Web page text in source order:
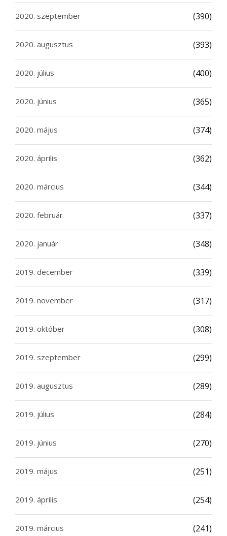
2020. szeptember (390)
2020. augusztus (393)
2020. július (400)
2020. június (365)
2020. május (374)
2020. április (362)
2020. március (344)
2020. február (337)
2020. január (348)
2019. december (339)
2019. november (317)
2019. október (308)
2019. szeptember (299)
2019. augusztus (289)
2019. július (284)
2019. június (270)
2019. május (251)
2019. április (254)
2019. március (241)